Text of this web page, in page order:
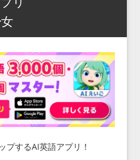
プするAI英語アプリ！